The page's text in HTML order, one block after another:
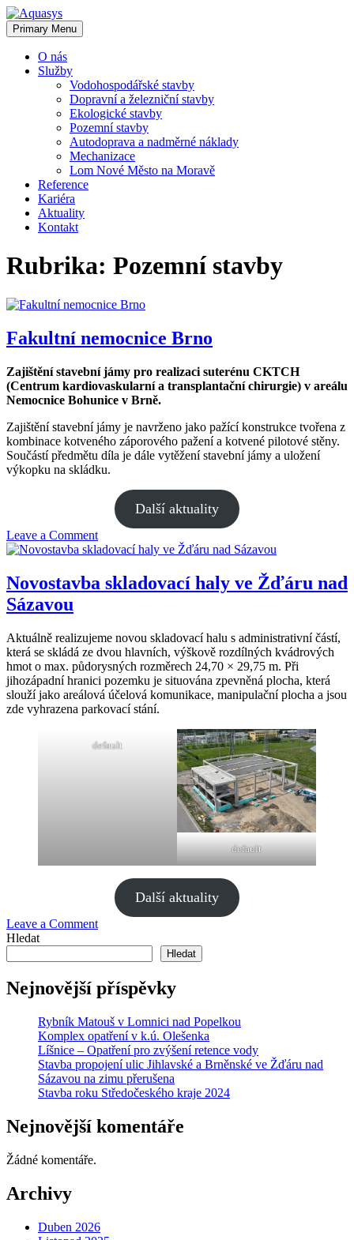
Skip
to
content
Primary Menu
O nás
Služby
Vodohospodářské stavby
Dopravní a železniční stavby
Ekologické stavby
Pozemní stavby
Autodoprava a nadměrné náklady
Mechanizace
Lom Nové Město na Moravě
Reference
Kariéra
Aktuality
Kontakt
Rubrika: Pozemní stavby
Fakultní nemocnice Brno
Zajištění stavební jámy pro realizaci suterénu CKTCH
(Centrum kardiovaskularní a transplantační chirurgie) v areálu
Nemocnice Bohunice v Brně.
Zajištění stavební jámy je navrženo jako pažící konstrukce tvořena z
kombinace kotveného záporového pažení a kotvené pilotové stěny.
Součástí předmětu díla je dále vytěžení stavební jámy a uložení
výkopku na skládku.
Další aktuality
Leave a Commenton
Fakultní
Brno
Novostavba skladovací haly ve Žďáru nad
Sázavou
Aktuálně realizujeme novou skladovací halu s administrativní částí,
která se skládá ze dvou hlavních, výškově rozdílných kvádrových
hmot o max. půdorysných rozměrech 24,70 × 29,75 m. Při
jihozápadní hranici pozemku je situována zpevněná plocha, která
slouží jako areálová účelová komunikace, manipulační plocha a jsou
zde vyhrazena parkovací stání.
default
default
Další aktuality
Leave a Commenton
haly
ve
Žďáru
Sázavou
Hledat
Hledat
Nejnovější příspěvky
Rybník Matouš v Lomnici nad Popelkou
Komplex opatření v k.ú. Olešenka
Líšnice – Opatření pro zvýšení retence vody
Stavba propojení ulic Jihlavské a Brněnské ve Žďáru nad
Sázavou na zimu přerušena
Stavba roku Středočeského kraje 2024
Nejnovější komentáře
Žádné komentáře.
Archivy
Duben 2026